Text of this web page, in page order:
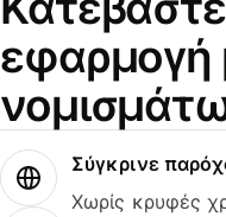
εφαρμογή
Σύγκρινε
Χωρίς κρυφές